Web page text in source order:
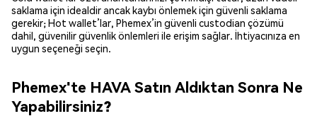
saklama için idealdir ancak kaybı önlemek için güvenli saklama
gerekir; Hot wallet’lar, Phemex’in güvenli custodian çözümü
dahil, güvenilir güvenlik önlemleri ile erişim sağlar. İhtiyacınıza en
uygun seçeneği seçin.
Phemex'te HAVA Satın Aldıktan Sonra Ne
Yapabilirsiniz?